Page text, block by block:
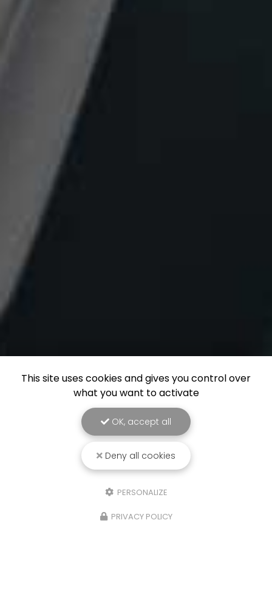
This site uses cookies and gives you control over
what you want to activate
OK, accept all
Deny all cookies
PERSONALIZE
PRIVACY POLICY